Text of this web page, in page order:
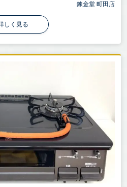
錬金堂 町田店
しく見る